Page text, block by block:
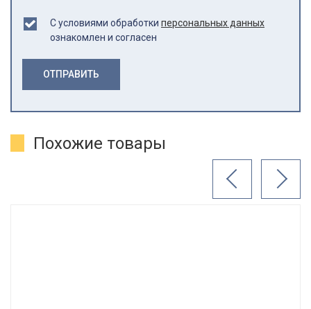
С условиями обработки персональных данных
ознакомлен и согласен
ОТПРАВИТЬ
Похожие товары